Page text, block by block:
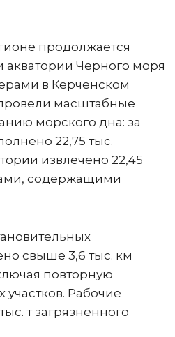
продолжается
акватории Черного моря
в Керченском
масштабные
морского дна: за
22,75 тыс.
извлечено 22,45
содержащими
свыше 3,6 тыс. км
повторную
участков. Рабочие
т загрязненного